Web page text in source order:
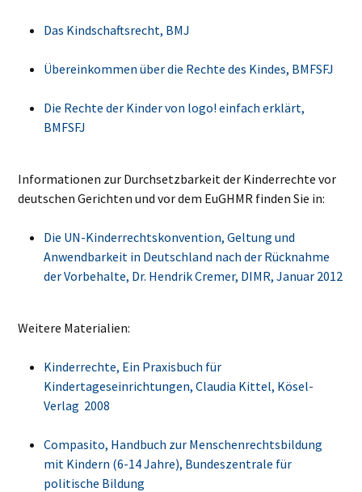
Das Kindschaftsrecht, BMJ
Übereinkommen über die Rechte des Kindes, BMFSFJ
Die Rechte der Kinder von logo! einfach erklärt,
BMFSFJ
Informationen zur Durchsetzbarkeit der Kinderrechte vor
deutschen Gerichten und vor dem EuGHMR finden Sie in:
Die UN-Kinderrechtskonvention, Geltung und
Anwendbarkeit in Deutschland nach der Rücknahme
der Vorbehalte, Dr. Hendrik Cremer, DIMR, Januar 2012
Weitere Materialien:
Kinderrechte, Ein Praxisbuch für
Kindertageseinrichtungen, Claudia Kittel, Kösel-
Verlag 2008
Compasito, Handbuch zur Menschenrechtsbildung
mit Kindern (6-14 Jahre), Bundeszentrale für
politische Bildung